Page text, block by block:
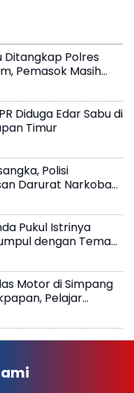
Ditangkap Polres
Pemasok Masih
Diduga Edar Sabu di
Timur
Polisi
Darurat Narkoba
Pukul Istrinya
dengan Teman
Motor di Simpang
Pelajar